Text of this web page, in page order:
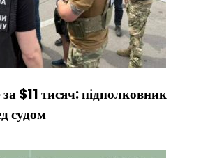
$11 тисяч: підполковник
судом